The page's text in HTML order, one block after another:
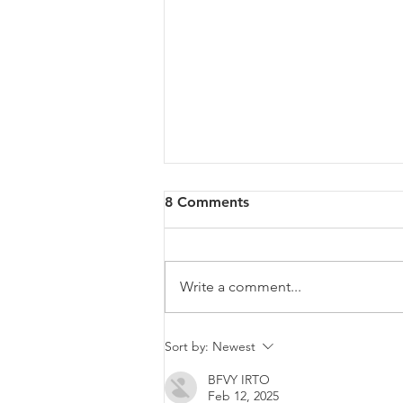
Diversity & Inclusion at PwC
8 Comments
Write a comment...
Sort by: Newest
BFVY IRTO
Feb 12, 2025